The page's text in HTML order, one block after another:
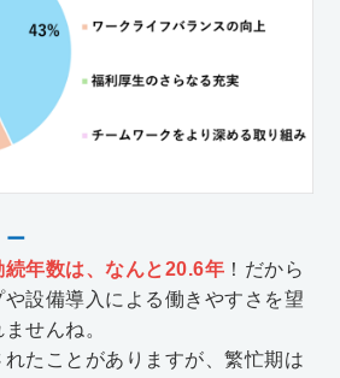
ー
続年数は、なんと20.6年 ！だから
設備導入による働きやすさを望
せんね。
れたことがありますが、繁忙期は